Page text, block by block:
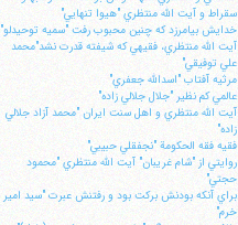
سقراط و آيت الله منتظري "هيوا تنهايي"
خدايش بيامرزد كه چنين محبوب رفت "سميه توحيدلو"
آيت الله منتظري، فقيهي كه شيفته قدرت نشد"محمد
علي توفيقي"
مرثيه آفتاب "اسدالله جعفري"
عالمي كم نظير "جلال جلالي زاده"
آيت الله منتظري و اهل سنت ايران "محمد آزاد جلالي
زاده"
فقيه فقه الحكومة "نجفقلي حبيبي"
روايتي از "شام غريبان" آيت الله منتظري "محمود
حجتي"
براي آنكه بودنش بركت بود و رفتنش عبرت "سيد امير
خرم"